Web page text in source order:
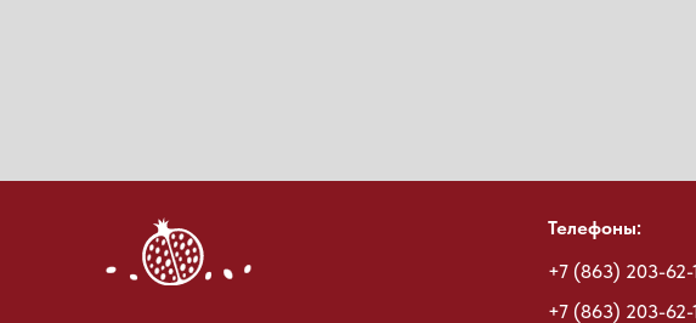
Телефоны:
+7 (863) 203-62-
+7 (863) 203-62-